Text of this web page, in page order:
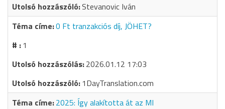
Stevanovic Iván
0 Ft tranzakciós díj, JÖHET?
1
2026.01.12 17:03
1DayTranslation.com
2025: Így alakította át az MI